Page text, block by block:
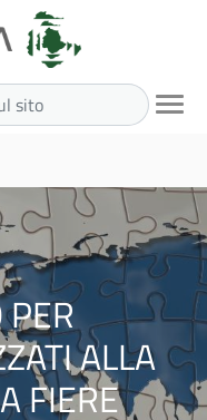
PER
ALLA
FIERE